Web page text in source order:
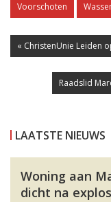
Voorschoten
« ChristenUnie Leiden
Raadslid
LAATSTE NIEUWS
Woning aan
dicht na